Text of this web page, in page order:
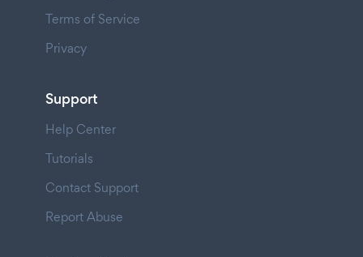
Terms of Service
Privacy
Support
Help Center
Tutorials
Contact Support
Report Abuse